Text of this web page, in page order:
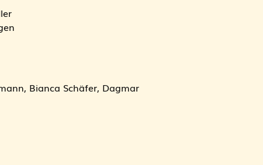
Bianca Schäfer, Dagmar